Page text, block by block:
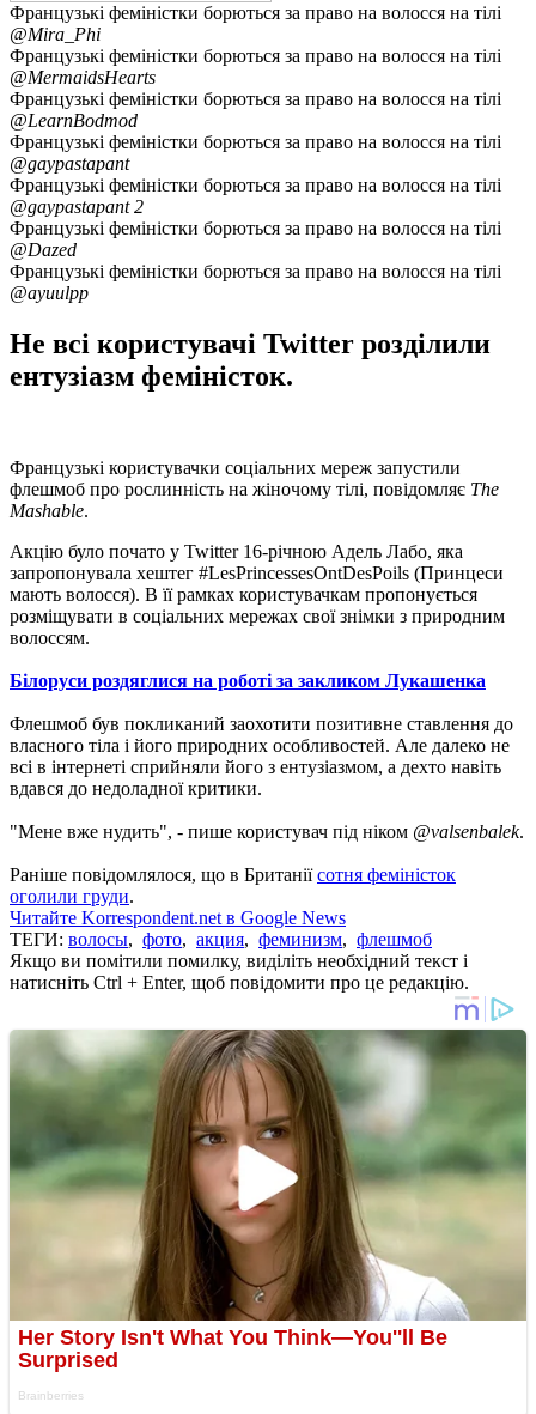
Французькі феміністки борються за право на волосся на тілі
@Mira_Phi
Французькі феміністки борються за право на волосся на тілі
@MermaidsHearts
Французькі феміністки борються за право на волосся на тілі
@LearnBodmod
Французькі феміністки борються за право на волосся на тілі
@gaypastapant
Французькі феміністки борються за право на волосся на тілі
@gaypastapant 2
Французькі феміністки борються за право на волосся на тілі
@Dazed
Французькі феміністки борються за право на волосся на тілі
@ayuulpp
Не всі користувачі Twitter розділили
ентузіазм феміністок.
Французькі користувачки соціальних мереж запустили
флешмоб про рослинність на жіночому тілі, повідомляє The
Mashable.
Акцію було почато у Twitter 16-річною Адель Лабо, яка
запропонувала хештег #LesPrincessesOntDesPoils (Принцеси
мають волосся). В її рамках користувачкам пропонується
розміщувати в соціальних мережах свої знімки з природним
волоссям.
Білоруси роздяглися на роботі за закликом Лукашенка
Флешмоб був покликаний заохотити позитивне ставлення до
власного тіла і його природних особливостей. Але далеко не
всі в інтернеті сприйняли його з ентузіазмом, а дехто навіть
вдався до недоладної критики.
"Мене вже нудить", - пише користувач під ніком @valsenbalek.
Раніше повідомлялося, що в Британіїсотня феміністок
оголили груди.
Читайте Korrespondent.net в Google News
ТЕГИ: волосы, фото, акция, феминизм, флешмоб
Якщо ви помітили помилку, виділіть необхідний текст і
натисніть Ctrl + Enter, щоб повідомити про це редакцію.